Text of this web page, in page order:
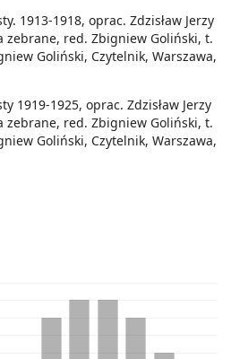
1913-1918, oprac. Zdzisław Jerzy
zebrane, red. Zbigniew Goliński, t.
Goliński, Czytelnik, Warszawa,
1919-1925, oprac. Zdzisław Jerzy
zebrane, red. Zbigniew Goliński, t.
Goliński, Czytelnik, Warszawa,